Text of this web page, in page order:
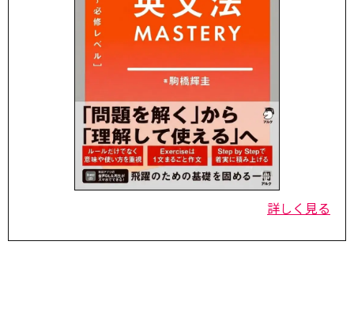
詳しく見る